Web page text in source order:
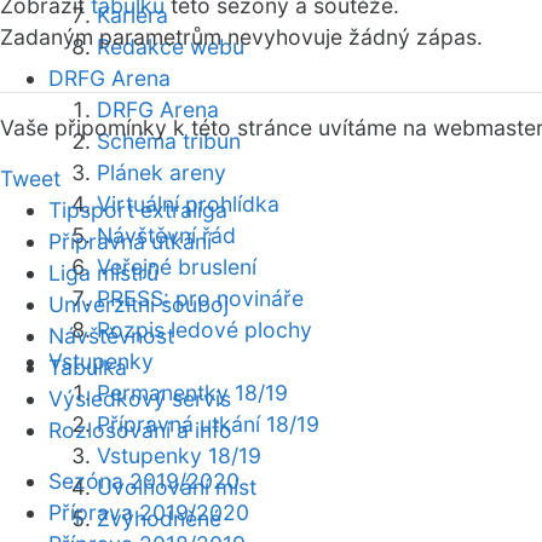
Kariéra
Redakce webu
DRFG Arena
DRFG Arena
Schéma tribun
Plánek areny
Virtuální prohlídka
Návštěvní řád
Veřejné bruslení
PRESS: pro novináře
Rozpis ledové plochy
Vstupenky
Permanentky 18/19
Přípravná utkání 18/19
Vstupenky 18/19
Uvolňování míst
Zvýhodněné
Zobrazit tabulku této sezóny a soutěže.
Zadaným parametrům nevyhovuje žádný zápas.
Vaše připomínky k této stránce uvítáme na webmaster
Tweet
Tipsport extraliga
Přípravná utkání
Liga mistrů
Univerzitní souboj
Návštěvnost
Tabulka
Výsledkový servis
Rozlosování a info
Sezóna 2019/2020
Příprava 2019/2020